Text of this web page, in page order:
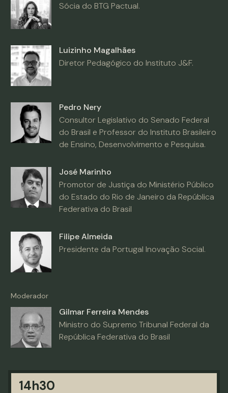
Sócia do BTG Pactual.
Luizinho Magalhães
Diretor Pedagógico do Instituto J&F.
Pedro Nery
Consultor Legislativo do Senado Federal
do Brasil e Professor do Instituto Brasileiro
de Ensino, Desenvolvimento e Pesquisa.
José Marinho
Promotor de Justiça do Ministério Público
do Estado do Rio de Janeiro da República
Federativa do Brasil
Filipe Almeida
Presidente da Portugal Inovação Social.
Moderador
Gilmar Ferreira Mendes
Ministro do Supremo Tribunal Federal da
República Federativa do Brasil
14h30